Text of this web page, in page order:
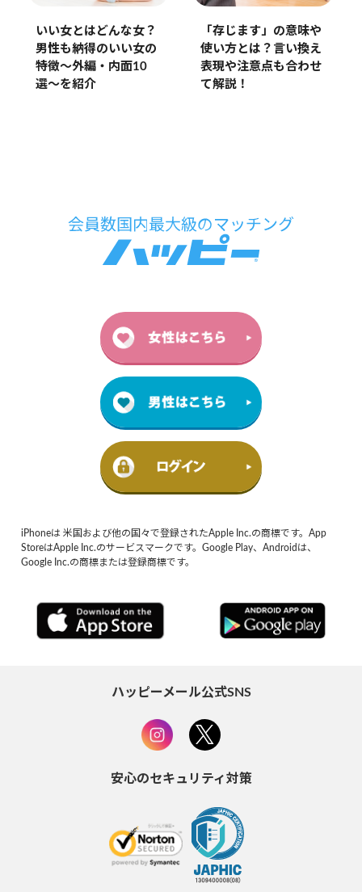
いい女とはどんな女？
男性も納得のいい女の
特徴〜外編・内面10
選〜を紹介
「存じます」の意味や
使い方とは？言い換え
表現や注意点も合わせ
て解説！
iPhoneは 米国および他の国々で登録されたApple Inc.の商標です。App
StoreはApple Inc.のサービスマークです。Google Play、Androidは、
Google Inc.の商標または登録商標です。
ハッピーメール公式SNS
安心のセキュリティ対策